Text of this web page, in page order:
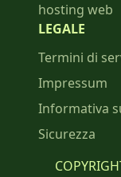
hosting web
LEGALE
Termini di
Impressum
Informativa
Sicurezza